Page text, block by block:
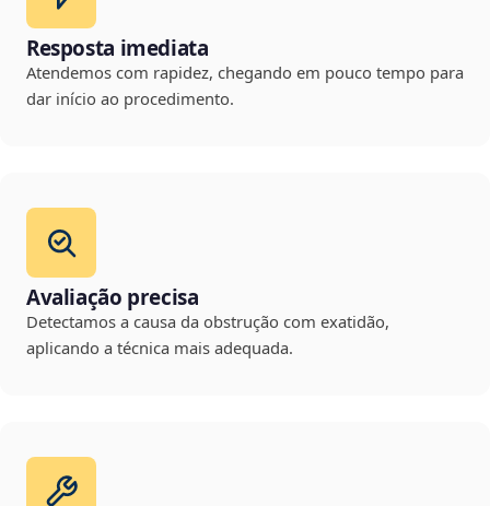
Resposta imediata
Atendemos com rapidez, chegando em pouco tempo para
dar início ao procedimento.
Avaliação precisa
Detectamos a causa da obstrução com exatidão,
aplicando a técnica mais adequada.